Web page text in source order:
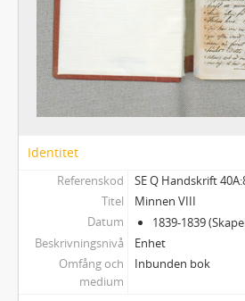
Identitet
Referenskod
SE Q Handskrift
Titel
Minnen VIII
Datum
1839-1839
Beskrivningsnivå
Enhet
Omfång och
medium
Inbunden bok